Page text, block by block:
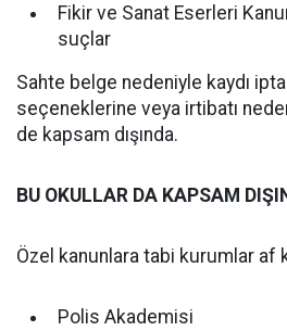
Fikir ve Sanat Eserleri
suçlar
Sahte belge nedeniyle kaydı
seçeneklerine veya irtibatı
de kapsam dışında.
BU OKULLAR DA KAPSAM
Özel kanunlara tabi kurumlar af
Polis Akademisi